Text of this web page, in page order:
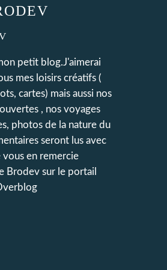
petit blog.J'aimerai
mes loisirs créatifs (
cartes) mais aussi nos
, nos voyages
photos de la nature du
seront lus avec
vous en remercie
Brodevsur le portail